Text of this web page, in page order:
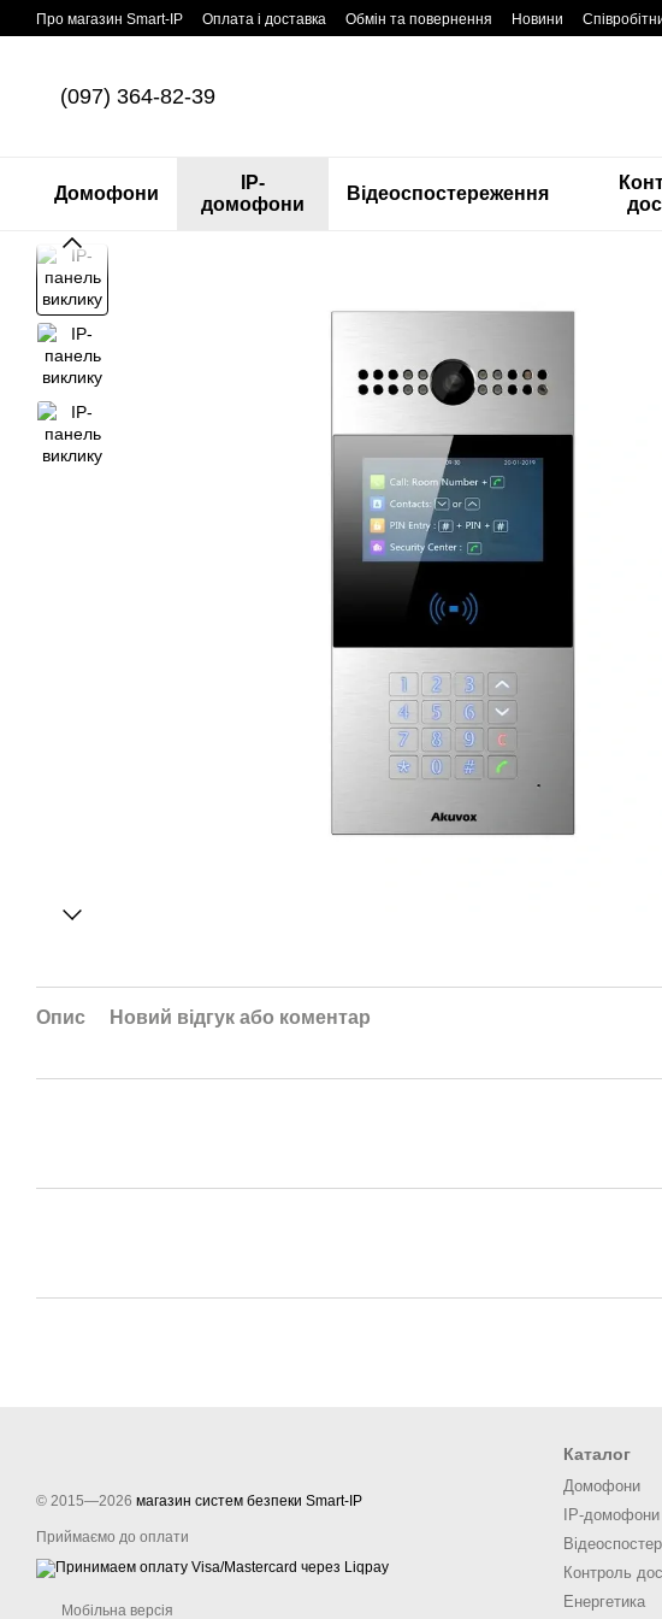
Перейти до основного контенту
Про магазин Smart-IP Оплата і доставка Обмін та повернення Новини
(097) 364-82-39
Домофони
IP-
домофони
Відеоспостереження
Опис Новий відгук або коментар
© 2015—2026 магазин систем безпеки Smart-IP
Приймаємо до оплати
Мобільна версія
Каталог
Домофони
IP-домофони
Контроль
Енергетика